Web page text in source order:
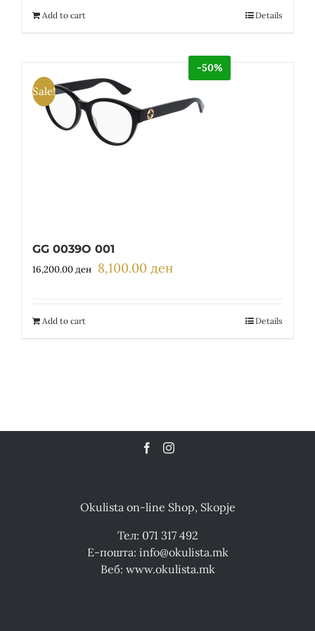
Add to cart Details
Sale!
-50%
GG 0039O 001
16,200.00ден Original
8,100.00 денCurrent
Add to cart Details
Okulista on-line Shop, Skopje
Тел: 071 317 492
Е-пошта: info@okulista.mk
Веб: www.okulista.mk